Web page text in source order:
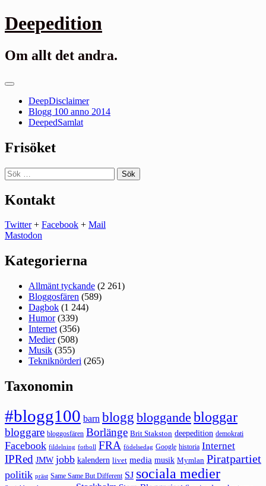
Gå
till
Deepedition
Om allt det andra.
Primär
DeepDisclaimer
Blogg 100 anno 2014
DeepedSamlat
Frisöket
Sök
efter:
Kontakt
Twitter+ Facebook + Mail
Mastodon
Kategorierna
Allmänt tyckande (2 261)
Bloggosfären (589)
Dagbok (1 244)
Humor(339)
Internet (356)
Medier(508)
Musik (355)
Tekniknörderi (265)
Taxonomin
#blogg100 barn blogg bloggande bloggar
bloggare bloggosfären Borlänge Brit Stakston deepedition demokrati
Facebook fildelning fotboll FRA födelsedag Google historia Internet
IPRed JMW jobb kalendern livet media musik Mymlan Piratpartiet
politik präst Same Same But Different SJ sociala medier